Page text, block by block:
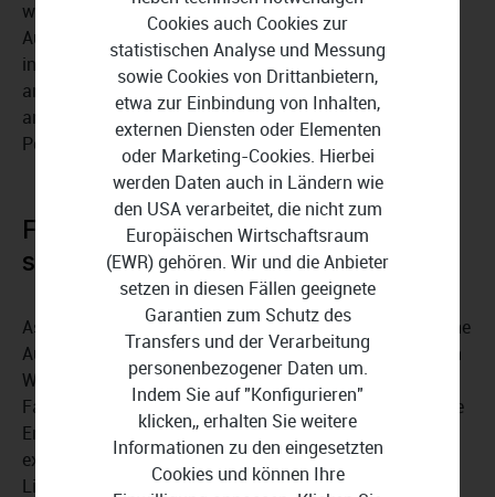
werden. Innerhalb festgelegter Flächen lassen sich
Ausschlusszonen bestimmen, in denen keine Module
installiert werden sollen. Die komplette Anlage kann
anschließend mit wenigen Mausklicks eingefügt und
angepasst werden. Reihenabstände, Ausrichtung und
Positionierung bleiben dabei flexibel.
Flächenauswertungen und
strukturierte Projektdokumentation
Ashampoo 3D CAD Architecture 14 unterstützt zahlreiche
Auswertungen für unterschiedliche Flächentypen. Neben
Wohnflächen können Boden-, Wand-, Decken- und
Fassadenflächen ermittelt und dokumentiert werden. Die
Ergebnisse lassen sich als PDF-, RTF- oder Excel-Datei
exportieren. Darüber hinaus erstellt die Anwendung
Listen aller verwendeten 2D-Symbole innerhalb eines
Cookies auch Cookies zur
statistischen Analyse und Messung
sowie Cookies von Drittanbietern,
etwa zur Einbindung von Inhalten,
externen Diensten oder Elementen
oder Marketing-Cookies. Hierbei
werden Daten auch in Ländern wie
den USA verarbeitet, die nicht zum
Europäischen Wirtschaftsraum
(EWR) gehören. Wir und die Anbieter
setzen in diesen Fällen geeignete
Garantien zum Schutz des
Transfers und der Verarbeitung
personenbezogener Daten um.
Indem Sie auf "Konfigurieren"
klicken,, erhalten Sie weitere
Informationen zu den eingesetzten
Cookies und können Ihre